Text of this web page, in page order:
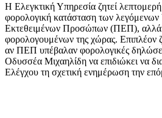
Η Ελεγκτική Υπηρεσία ζητεί
φορολογική κατάσταση των λεγόμενων
Εκτεθειμένων Προσώπων (ΠΕΠ), αλλά
φορολογουμένων της χώρας. Επιπλέον
αν ΠΕΠ υπέβαλαν φορολογικές
Οδυσσέα Μιχαηλίδη να επιδιώκει να
Ελέγχου τη σχετική ενημέρωση την